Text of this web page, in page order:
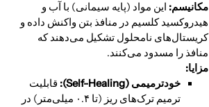
مکانیسم: این مواد (پایه سیمانی) با آب و
هیدروکسید کلسیم در منافذ بتن واکنش داده و
کریستال‌های نامحلول تشکیل می‌دهند که
منافذ را مسدود می‌کنند.
مزایا:
خودترمیمی (Self-Healing):
قابلیت
ترمیم ترک‌های ریز (تا ۰.۴ میلی‌متر) در